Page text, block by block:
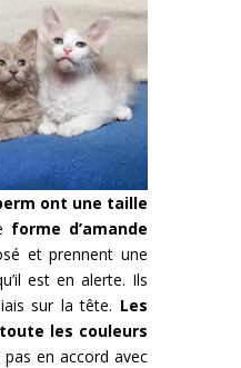
ont une taille
forme d’amande
et prennent une
est en alerte. Ils
sur la tête. Les
les couleurs
en accord avec